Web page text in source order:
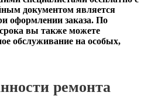
документом является
оформлении заказа. По
вы также можете
обслуживание на особых,
ремонта